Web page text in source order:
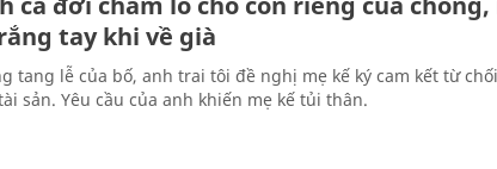
tay khi về già
tang lễ của bố, anh trai tôi đề nghị mẹ kế ký cam kết từ chối
sản. Yêu cầu của anh khiến mẹ kế tủi thân.